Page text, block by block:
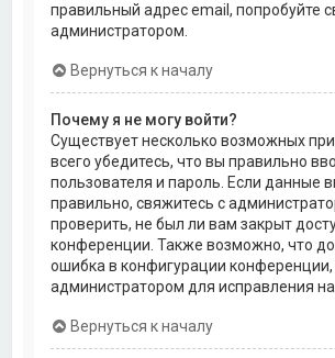
правильный адрес email, попробуйте
администратором.
Вернуться к началу
Почему я не могу войти?
Существует несколько возможных
всего убедитесь, что вы правильно
пользователя и пароль. Если данные
правильно, свяжитесь с
проверить, не был ли вам закрыт
конференции. Также возможно, что
ошибка в конфигурации конференции,
администратором для исправления
Вернуться к началу